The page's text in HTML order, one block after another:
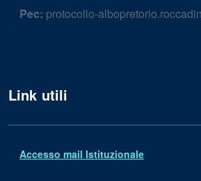
Pec: protocollo-
Link utili
Accesso mail Istituzionale